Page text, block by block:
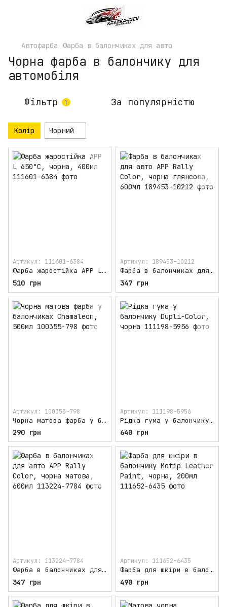
Автофарба Фарба в балончиках для авто
Чорна фарба в балончику для
автомобіля
Фільтр 1 За популярністю
Колір Чорний
Артикул: 111601-6384
Фарба жаростійка APP L 650°С, чорна, 400мл
510 грн
Артикул: 189453-10212
Фарба в балончиках для авто APP Rally Color, чорна глянсова, 600мл
347 грн
Артикул: 100355-798
Чорна матова фарба у балончиках Chamaleon, 500мл
290 грн
Артикул: 111198-5956
Рідка гума у балончику Dupli-Color, чорна
640 грн
Артикул: 113224-7784
Фарба в балончиках для авто APP Rally Color, чорна матова, 600мл
347 грн
Артикул: 111652-6435
Фарба для шкіри в балончику Motip Leather Paint, чорна, 200мл
490 грн